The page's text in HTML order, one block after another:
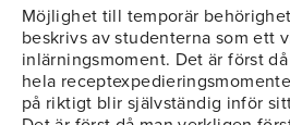
Möjlighet till temporär
beskrivs av studenterna som ett
inlärningsmoment. Det är först
hela
på riktigt blir självständig inför